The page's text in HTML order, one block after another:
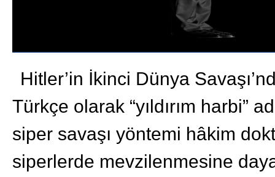
Hitler’in İkinci Dünya
Türkçe olarak “yıldırım harbi”
siper savaşı yöntemi hâkim
siperlerde mevzilenmesine